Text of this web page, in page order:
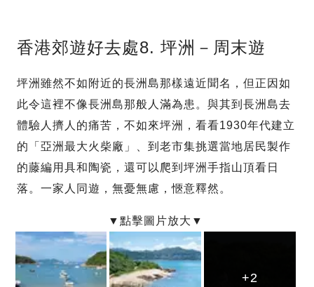
香港郊遊好去處8. 坪洲－周末遊
坪洲雖然不如附近的長洲島那樣遠近聞名，但正因如
此令這裡不像長洲島那般人滿為患。與其到長洲島去
體驗人擠人的痛苦，不如來坪洲，看看1930年代建立
的「亞洲最大火柴廠」、到老市集挑選當地居民製作
的藤編用具和陶瓷，還可以爬到坪洲手指山頂看日
落。一家人同遊，無憂無慮，愜意釋然。
+2
+2
+2